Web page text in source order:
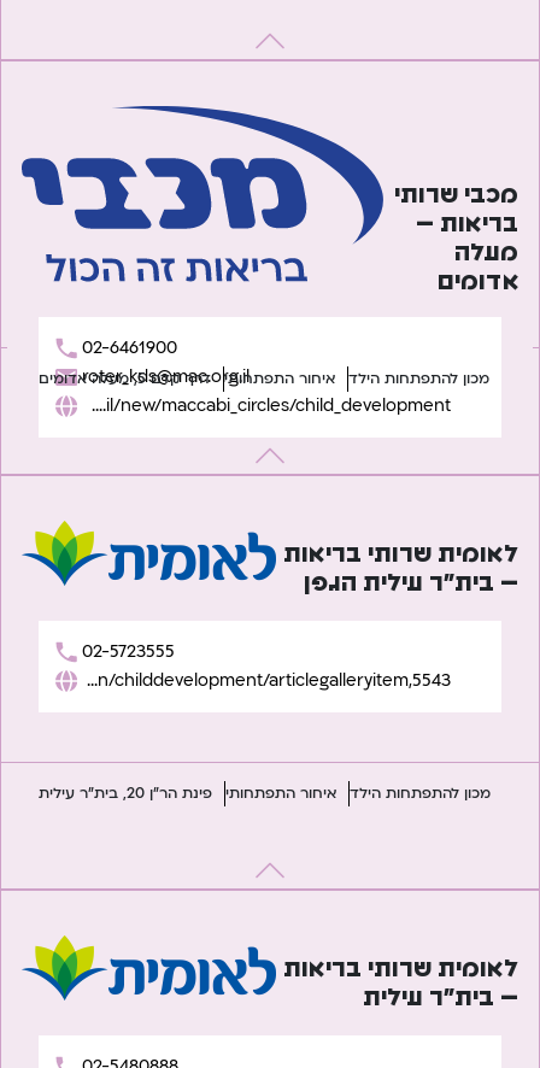
מכבי שרותי
בריאות –
מעלה
אדומים
02-6461900
roter_kds@mac.org.il
https://www.maccabi4u.co.il/new/maccabi_circles/child_development/
מכון להתפתחות הילד איחור התפתחותי דרך קדם 5, מעלה אדומים
לאומית שרותי בריאות
– בית”ר עילית הגפן
02-5723555
https://www.leumit.co.il/heb/Life/Children/childdevelopment/articlegalleryitem,5543/
מכון להתפתחות הילד איחור התפתחותי פינת הר"ן 20, בית"ר עילית
לאומית שרותי בריאות
– בית”ר עילית